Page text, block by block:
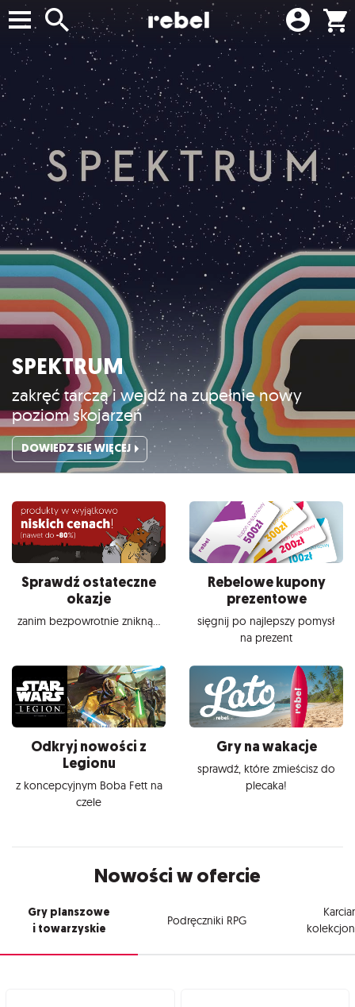
SPEKTRUM
zakręć tarczą i wejdź na zupełnie nowy
poziom skojarzeń
DOWIEDZ SIĘ WIĘCEJ
Sprawdź ostateczne
okazje
zanim bezpowrotnie znikną...
Rebelowe kupony
prezentowe
sięgnij po najlepszy pomysł
na prezent
Odkryj nowości z
Legionu
z koncepcyjnym Boba Fett na
czele
Gry na wakacje
sprawdź, które zmieścisz do
plecaka!
Nowości w ofercie
Gry planszowe
i towarzyskie
Podręczniki RPG